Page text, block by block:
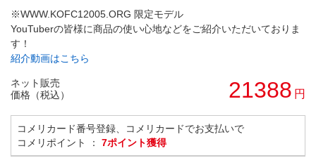
※WWW.KOFC12005.ORG 限定モデル
YouTuberの皆様に商品の使い心地などをご紹介いただいておりま
す！
紹介動画はこちら
ネット販売
価格（税込）
21388 円
コメリカード番号登録、コメリカードでお支払いで
コメリポイント ： 7ポイント獲得